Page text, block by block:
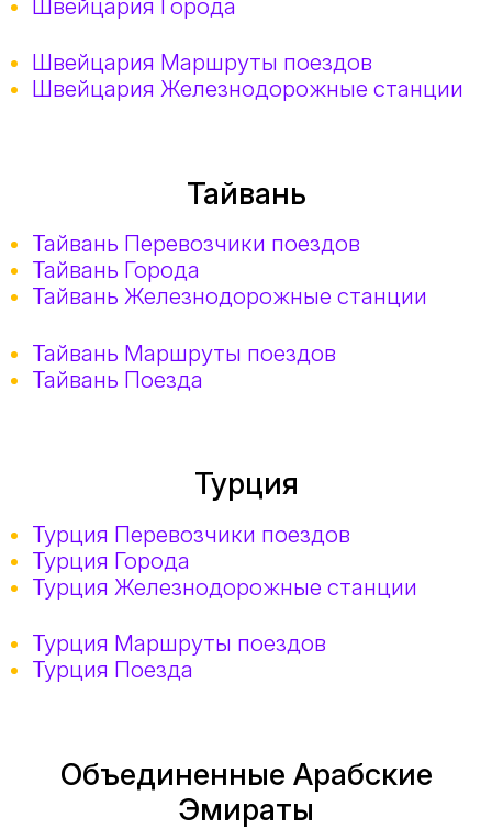
Швейцария Города
Швейцария Маршруты поездов
Швейцария Железнодорожные станции
Тайвань
Тайвань Перевозчики поездов
Тайвань Города
Тайвань Железнодорожные станции
Тайвань Маршруты поездов
Тайвань Поезда
Турция
Турция Перевозчики поездов
Турция Города
Турция Железнодорожные станции
Турция Маршруты поездов
Турция Поезда
Объединенные Арабские
Эмираты